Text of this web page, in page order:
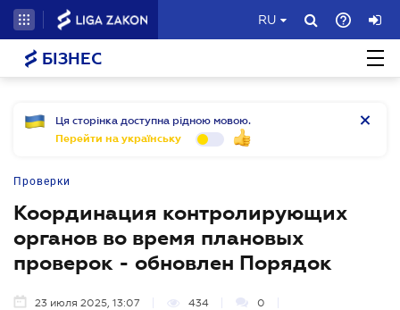
RU
БІЗНЕС
Ця сторінка доступна рідною мовою.
Перейти на українську
Проверки
Координация контролирующих
органов во время плановых
проверок - обновлен Порядок
23 июля 2025, 13:07 434 0